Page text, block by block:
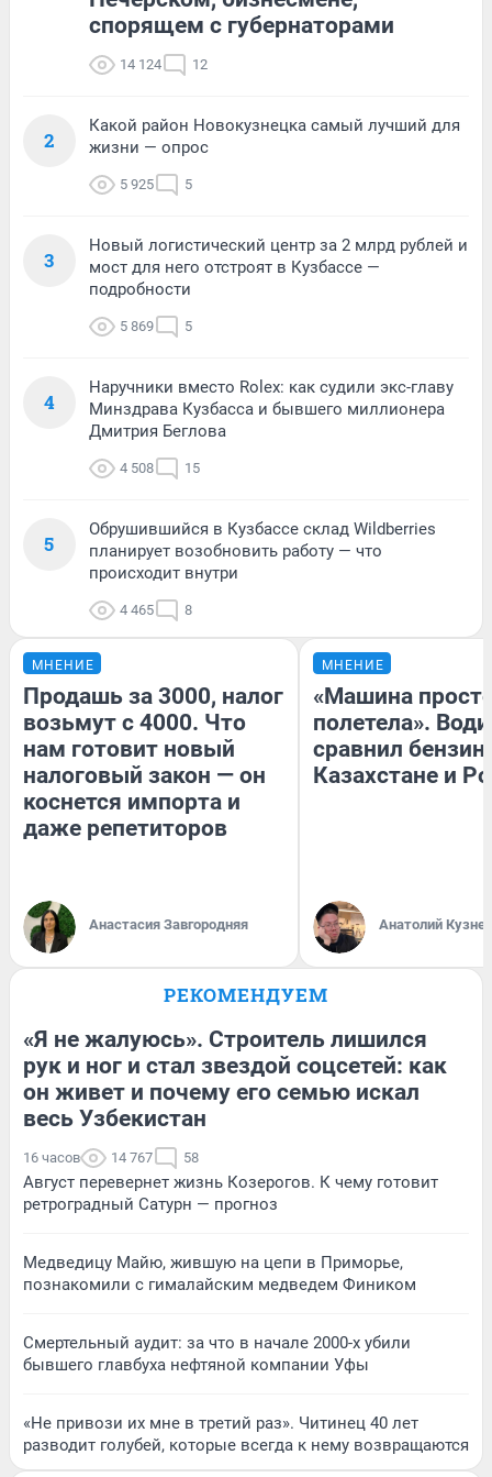
спорящем с губернаторами
14 124 12
2
Какой район Новокузнецка самый лучший для
жизни — опрос
5 925 5
3
Новый логистический центр за 2 млрд рублей и
мост для него отстроят в Кузбассе —
подробности
5 869 5
4
Наручники вместо Rolex: как судили экс-главу
Минздрава Кузбасса и бывшего миллионера
Дмитрия Беглова
4 508 15
5
Обрушившийся в Кузбассе склад Wildberries
планирует возобновить работу — что
происходит внутри
4 465 8
МНЕНИЕ
Продашь за 3000, налог
возьмут с 4000. Что
нам готовит новый
налоговый закон — он
коснется импорта и
даже репетиторов
Анастасия Завгородняя
МНЕНИЕ
«Машина
полетела».
сравнил бензин
Казахстане и
Анатолий
РЕКОМЕНДУЕМ
«Я не жалуюсь». Строитель лишился
рук и ног и стал звездой соцсетей: как
он живет и почему его семью искал
весь Узбекистан
16 часов 14 767 58
Август перевернет жизнь Козерогов. К чему готовит
ретроградный Сатурн — прогноз
Медведицу Майю, жившую на цепи в Приморье,
познакомили с гималайским медведем Фиником
Смертельный аудит: за что в начале 2000-х убили
бывшего главбуха нефтяной компании Уфы
«Не привози их мне в третий раз». Читинец 40 лет
разводит голубей, которые всегда к нему возвращаются